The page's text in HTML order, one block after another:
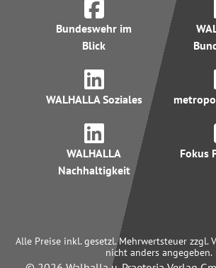
Bundeswehr im
Blick
WALHALLA Soziales
WALHALLA
Nachhaltigkeit
Fokus
Alle Preise inkl. gesetzl. Mehrwertsteuer zzgl.
nicht anders angegeben.